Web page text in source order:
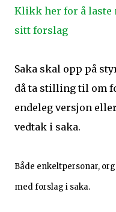
Klikk her for å laste
sitt forslag
Saka skal opp på
då ta stilling til om
endeleg versjon
vedtak i saka.
Både enkeltpersonar,
med forslag i saka.